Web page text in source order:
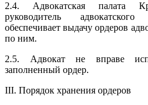
2.4. Адвокатская палата
руководитель
обеспечивает выдачу ордеров
по ним.
2.5. Адвокат не вправе
заполненный ордер.
III. Порядок хранения ордеров